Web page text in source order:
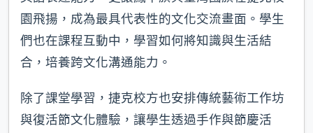
園飛揚，成為最具代表性的文化交流畫面。學生
們也在課程互動中，學習如何將知識與生活結
合，培養跨文化溝通能力。
除了課堂學習，捷克校方也安排傳統藝術工作坊
與復活節文化體驗，讓學生透過手作與節慶活